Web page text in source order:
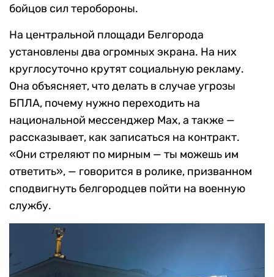
бойцов сил теробороны.
На центральной площади Белгорода
установлены два огромных экрана. На них
круглосуточно крутят социальную рекламу.
Она объясняет, что делать в случае угрозы
БПЛА, почему нужно переходить на
национальной мессенджер Max, а также —
рассказывает, как записаться на контракт.
«Они стреляют по мирным — ты можешь им
ответить», — говорится в ролике, призванном
сподвигнуть белгородцев пойти на военную
службу.